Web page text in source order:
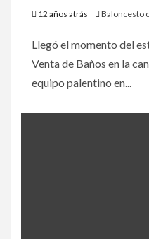
12 años atrás Baloncesto
Llegó el momento del
Venta de Baños en la
equipo palentino en...